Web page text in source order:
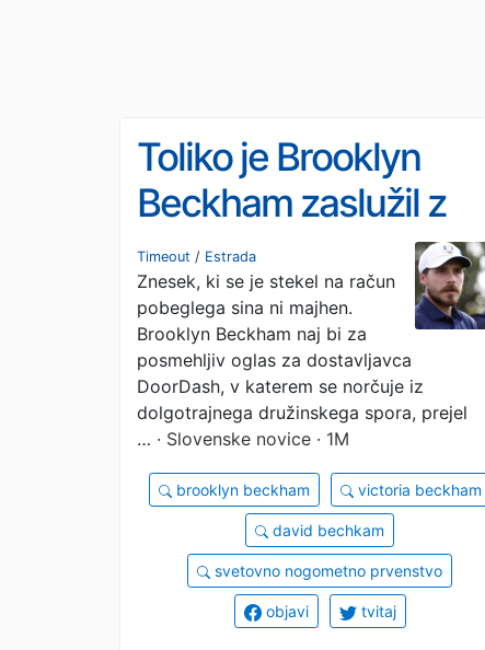
Toliko je Brooklyn
Beckham zaslužil z
oglasom, ki je njegovi
družini strl srce
Timeout / Estrada
Znesek, ki se je stekel na račun
pobeglega sina ni majhen.
Brooklyn Beckham naj bi za
posmehljiv oglas za dostavljavca
DoorDash, v katerem se norčuje iz
dolgotrajnega družinskega spora, prejel
… · Slovenske novice · 1M
brooklyn beckham victoria beckham
david bechkam
svetovno nogometno prvenstvo
objavi tvitaj